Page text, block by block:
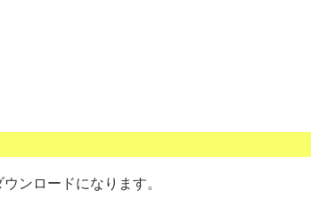
ンロードになります。